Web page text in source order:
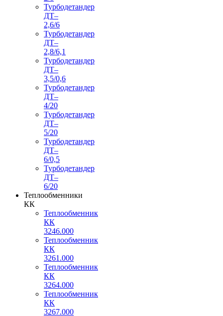
Турбодетандер
ДТ–
2,6/6
Турбодетандер
ДТ–
2,8/6,1
Турбодетандер
ДТ–
3,5/0,6
Турбодетандер
ДТ–
4/20
Турбодетандер
ДТ–
5/20
Турбодетандер
ДТ–
6/0,5
Турбодетандер
ДТ–
6/20
Теплообменники
КК
Теплообменник
КК
3246.000
Теплообменник
КК
3261.000
Теплообменник
КК
3264.000
Теплообменник
КК
3267.000